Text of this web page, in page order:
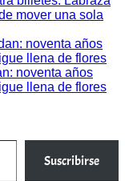
mover una sola
noventa años
llena de flores
noventa años
llena de flores
Suscribirse